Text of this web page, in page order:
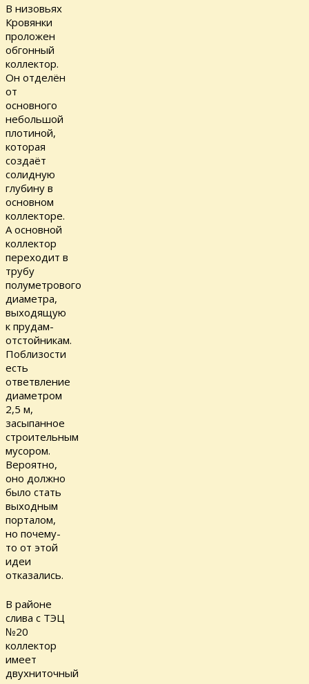
В низовьях
Кровянки
проложен
обгонный
коллектор.
Он отделён
от
основного
небольшой
плотиной,
которая
создаёт
солидную
глубину в
основном
коллекторе.
А основной
коллектор
переходит в
трубу
полуметрового
диаметра,
выходящую
к прудам-
отстойникам.
Поблизости
есть
ответвление
диаметром
2,5 м,
засыпанное
строительным
мусором.
Вероятно,
оно должно
было стать
выходным
порталом,
но почему-
то от этой
идеи
отказались.
В районе
слива с ТЭЦ
№20
коллектор
имеет
двухниточный